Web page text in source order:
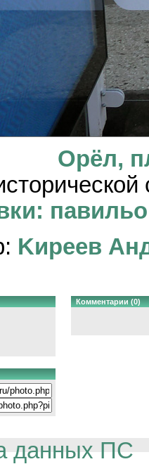
Орёл,
Kиpeeв
Комментарии (0)
данных ПС